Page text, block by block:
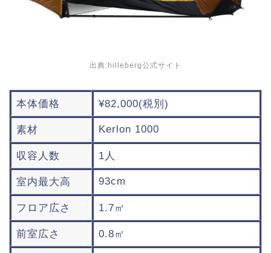
出典:hilleberg公式サイト
本体価格 ¥82,000(税別)
素材 Kerlon 1000
収容人数 1人
室内最大高 93cm
フロア広さ 1.7㎡
前室広さ 0.8㎡